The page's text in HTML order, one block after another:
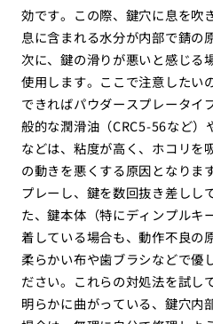
効です。この際、鍵穴に息を吹
息に含まれる水分が内部で錆の
次に、鍵の滑りが悪いと感じる
使用します。ここで注意したい
できればパウダースプレータイ
般的な潤滑油（CRC5-56など）
などは、粘度が高く、ホコリを
の動きを悪くする原因となりま
プレーし、鍵を数回抜き差しし
た、鍵本体（特にディンプルキ
着している場合も、動作不良の
柔らかい布や歯ブラシなどで優
ださい。これらの対処法を試し
明らかに曲がっている、鍵穴内